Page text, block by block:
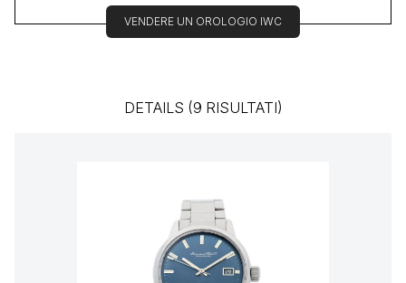
VENDERE UN OROLOGIO IWC
DETAILS (9 RISULTATI)